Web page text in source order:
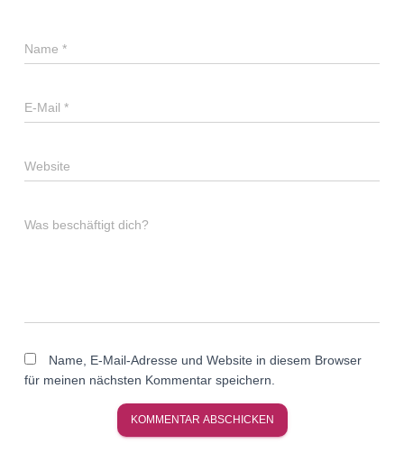
Name *
E-Mail *
Website
Was beschäftigt dich?
Name, E-Mail-Adresse und Website in diesem Browser
für meinen nächsten Kommentar speichern.